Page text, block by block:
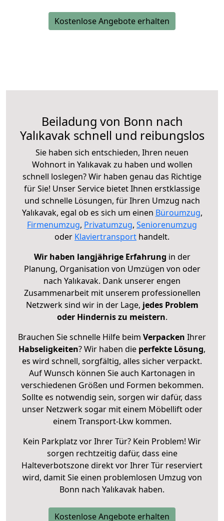
Kostenlose Angebote erhalten
Beiladung von Bonn nach
Yalıkavak schnell und reibungslos
Sie haben sich entschieden, Ihren neuen
Wohnort in Yalıkavak zu haben und wollen
schnell loslegen? Wir haben genau das Richtige
für Sie! Unser Service bietet Ihnen erstklassige
und schnelle Lösungen, für Ihren Umzug nach
Yalıkavak, egal ob es sich um einen Büroumzug,
Firmenumzug, Privatumzug, Seniorenumzug
oder Klaviertransport handelt.
Wir haben langjährige Erfahrung in der
Planung, Organisation von Umzügen von oder
nach Yalıkavak. Dank unserer engen
Zusammenarbeit mit unserem professionellen
Netzwerk sind wir in der Lage, jedes Problem
oder Hindernis zu meistern.
Brauchen Sie schnelle Hilfe beim Verpacken Ihrer
Habseligkeiten? Wir haben die perfekte Lösung,
es wird schnell, sorgfältig, alles sicher verpackt.
Auf Wunsch können Sie auch Kartonagen in
verschiedenen Größen und Formen bekommen.
Sollte es notwendig sein, sorgen wir dafür, dass
unser Netzwerk sogar mit einem Möbellift oder
einem Transport-Lkw kommen.
Kein Parkplatz vor Ihrer Tür? Kein Problem! Wir
sorgen rechtzeitig dafür, dass eine
Halteverbotszone direkt vor Ihrer Tür reserviert
wird, damit Sie einen problemlosen Umzug von
Bonn nach Yalıkavak haben.
Kostenlose Angebote erhalten